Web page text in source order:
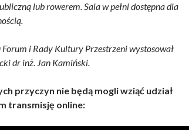
lub rowerem. Sala w pełni dostępna dla
i Rady Kultury Przestrzeni wystosował
dr inż. Jan Kamiński.
przyczyn nie będą mogli wziąć udział
transmisję online: